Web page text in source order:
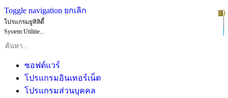
Toggle navigation ยกเลิก
โปรแกรมยูทิลิตี้
System Utilitie...
ซอฟต์แวร์
โปรแกรมอินเทอร์เน็ต
โปรแกรมส่วนบุคคล
1
2
3
4
5
6
7
8
9
10